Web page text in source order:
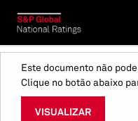
Este documento não
Clique no botão abaixo
VISUALIZAR